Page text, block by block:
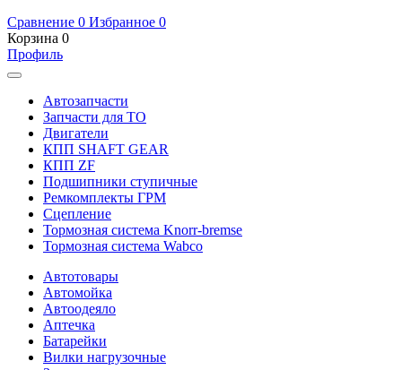
Сравнение 0 Избранное 0
Корзина 0
Профиль
Автозапчасти
Запчасти для ТО
Двигатели
КПП SHAFT GEAR
КПП ZF
Подшипники ступичные
Ремкомплекты ГРМ
Сцепление
Тормозная система Knorr-bremse
Тормозная система Wabco
Автотовары
Автомойка
Автоодеяло
Аптечка
Батарейки
Вилки нагрузочные